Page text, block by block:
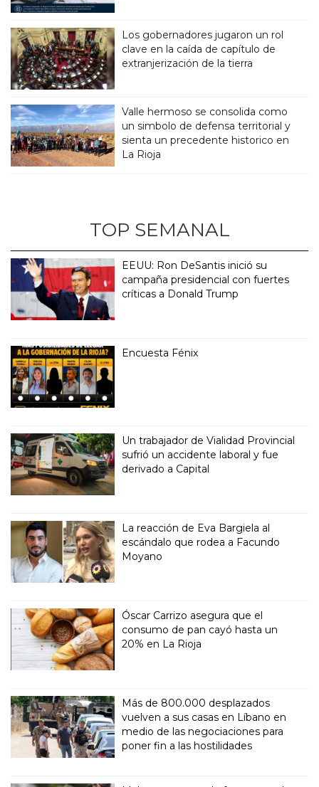
Los gobernadores jugaron un rol
clave en la caída de capítulo de
extranjerización de la tierra
Valle hermoso se consolida como
un simbolo de defensa territorial y
sienta un precedente historico en
La Rioja
TOP SEMANAL
EEUU: Ron DeSantis inició su
campaña presidencial con fuertes
críticas a Donald Trump
Encuesta Fénix
Un trabajador de Vialidad Provincial
sufrió un accidente laboral y fue
derivado a Capital
La reacción de Eva Bargiela al
escándalo que rodea a Facundo
Moyano
Óscar Carrizo asegura que el
consumo de pan cayó hasta un
20% en La Rioja
Más de 800.000 desplazados
vuelven a sus casas en Líbano en
medio de las negociaciones para
poner fin a las hostilidades